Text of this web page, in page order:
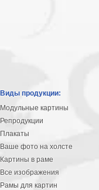
Виды продукции:
Модульные картины
Репродукции
Плакаты
Ваше фото на холсте
Картины в раме
Все изображения
Рамы для картин